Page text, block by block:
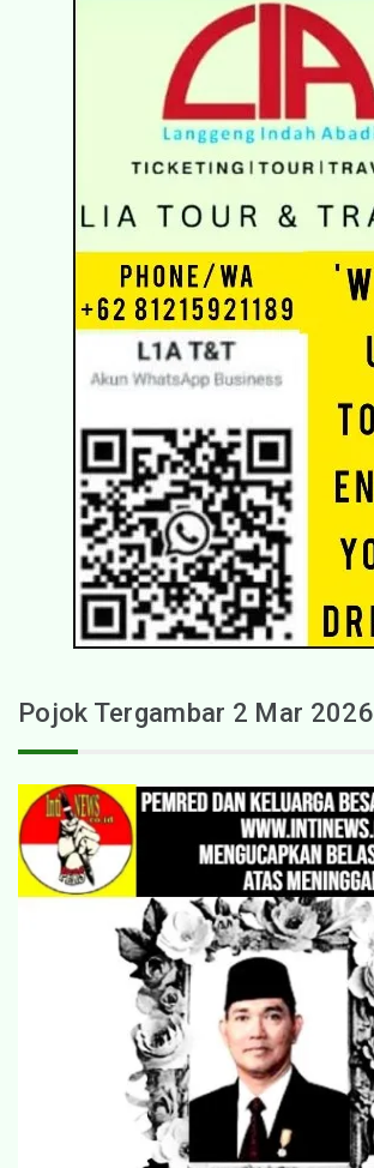
Pojok Tergambar 2 Mar 2026